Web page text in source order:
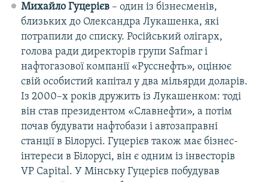
Михайло Гуцерієв– один із бізнесменів,
близьких до Олександра Лукашенка, які
потрапили до списку. Російський олігарх,
голова ради директорів групи Safmar і
нафтогазової компанії «Русснефть», оцінює
свій особистий капітал у два мільярди доларів.
Із 2000–х років дружить із Лукашенком: тоді
він став президентом «Славнефти», а потім
почав будувати нафтобази і автозаправні
станції в Білорусі. Гуцерієв також має бізнес-
інтереси в Білорусі, він є одним із інвесторів
VP Capital. У Мінську Гуцерієв побудував